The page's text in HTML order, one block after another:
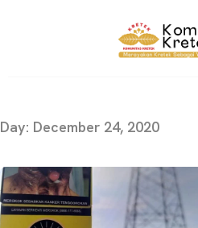
Day: December 24, 2020